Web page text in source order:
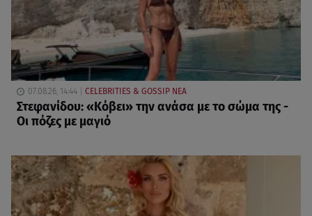
07.08.26, 14:44 CELEBRITIES & GOSSIP ΝΕΑ
Στεφανίδου: «Κόβει» την ανάσα με το σώμα της -
Οι πόζες με μαγιό